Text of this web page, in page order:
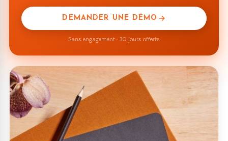
DEMANDER UNE DÉMO
Sans engagement · 30 jours offerts